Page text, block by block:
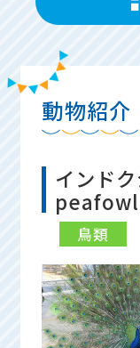
動物紹介
インド
peafowl
鳥類